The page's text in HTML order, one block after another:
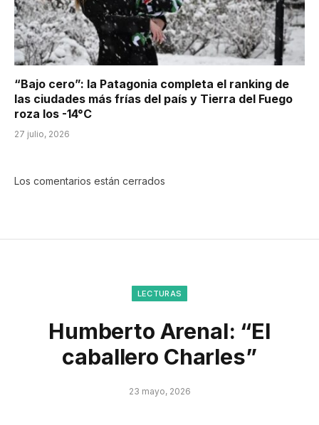
“Bajo cero”: la Patagonia completa el ranking de
las ciudades más frías del país y Tierra del Fuego
roza los -14°C
27 julio, 2026
Los comentarios están cerrados
LECTURAS
Humberto Arenal: “El
caballero Charles”
23 mayo, 2026